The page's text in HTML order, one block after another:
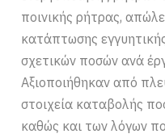
ποινικής ρήτρας,
κατάπτωσης
σχετικών ποσών ανά
Αξιοποιήθηκαν από
στοιχεία καταβολής
καθώς και των λόγων